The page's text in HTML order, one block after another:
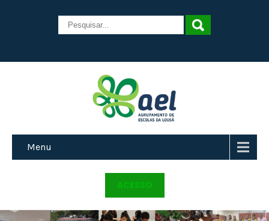
Menu
ACESSO